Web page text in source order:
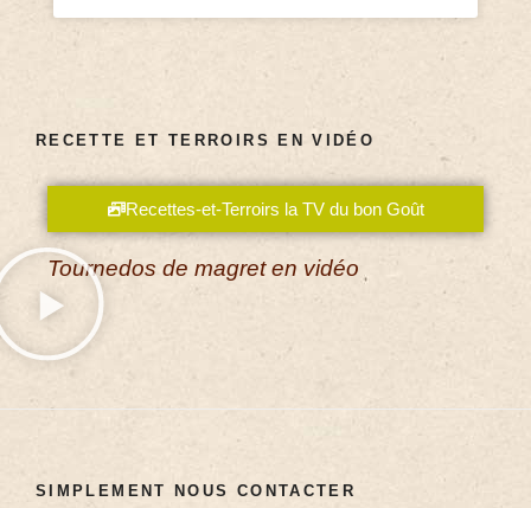
RECETTE ET TERROIRS EN VIDÉO
Recettes-et-Terroirs la TV du bon Goût
Tournedos de magret en vidéo
SIMPLEMENT NOUS CONTACTER